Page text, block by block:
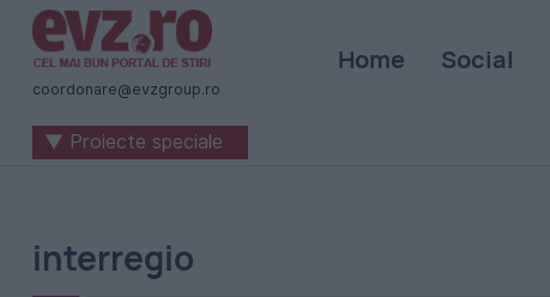
Știri
naționale
internaționale
România
-
coordonare@evzgroup.ro
Home Social
▼ Proiecte speciale
interregio